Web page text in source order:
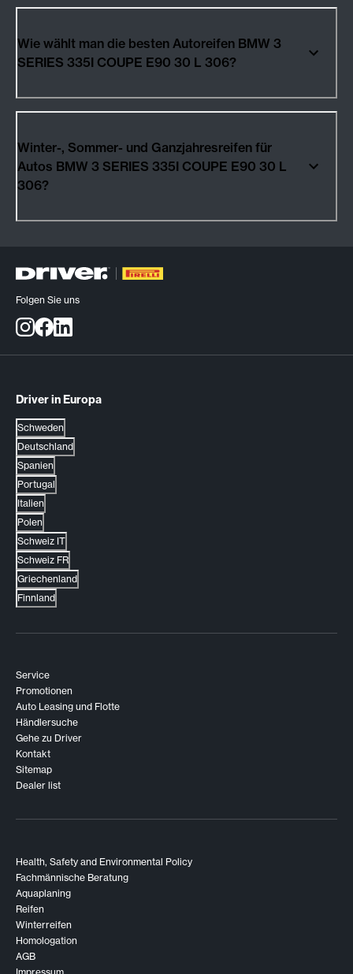
Wie wählt man die besten Autoreifen BMW 3
SERIES 335I COUPE E90 30 L 306?
Winter-, Sommer- und Ganzjahresreifen für
Autos BMW 3 SERIES 335I COUPE E90 30 L
306?
Folgen Sie uns
Driver in Europa
Schweden
Deutschland
Spanien
Portugal
Italien
Polen
Schweiz IT
Schweiz FR
Griechenland
Finnland
Service
Promotionen
Auto Leasing und Flotte
Händlersuche
Gehe zu Driver
Kontakt
Sitemap
Dealer list
Health, Safety and Environmental Policy
Fachmännische Beratung
Aquaplaning
Reifen
Winterreifen
Homologation
AGB